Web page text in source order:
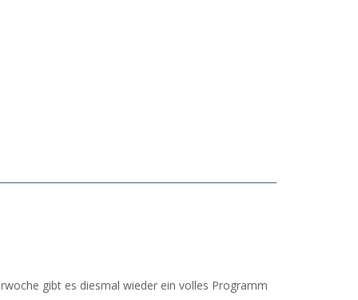
gibt es diesmal wieder ein volles Programm